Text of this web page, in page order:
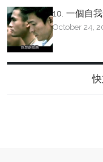
10. 一個自
October 24,